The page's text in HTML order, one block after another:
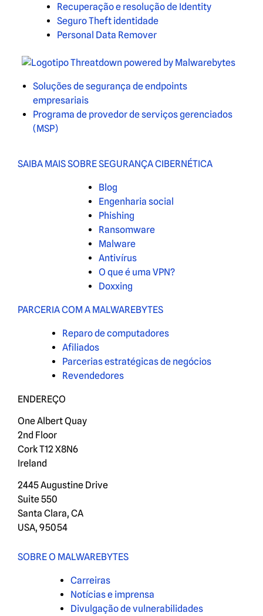
Recuperação e resolução de Identity
Seguro Theft identidade
Personal Data Remover
Soluções de segurança de endpoints
empresariais
Programa de provedor de serviços gerenciados
(MSP)
SAIBA MAIS SOBRE SEGURANÇA CIBERNÉTICA
Blog
Engenharia social
Phishing
Ransomware
Malware
Antivírus
O que é uma VPN?
Doxxing
PARCERIA COM A MALWAREBYTES
Reparo de computadores
Afiliados
Parcerias estratégicas de negócios
Revendedores
ENDEREÇO
One Albert Quay
2nd Floor
Cork T12 X8N6
Ireland
2445 Augustine Drive
Suite 550
Santa Clara, CA
USA, 95054
SOBRE O MALWAREBYTES
Carreiras
Notícias e imprensa
Divulgação de vulnerabilidades